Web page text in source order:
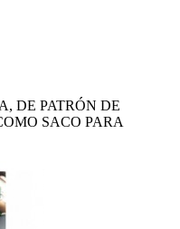
DE PATRÓN DE
SACO PARA